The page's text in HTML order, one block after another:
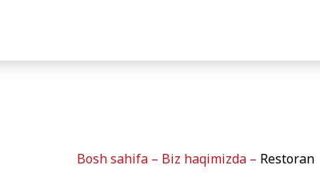
Bosh sahifa – Biz haqimizda – Restoran